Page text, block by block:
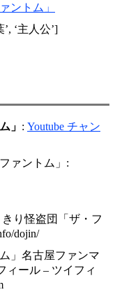
ントム」
’, ‘主人公’]
」 : Youtube チャン
ァントム」:
り怪盗団「ザ・フ
dojin/
」名古屋ファンマ
ィール – ツイフィ